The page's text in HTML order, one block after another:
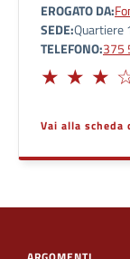
EROGATO DA
SEDEQuartiere
TELEFONO 375
Adeguato
Vai alla scheda